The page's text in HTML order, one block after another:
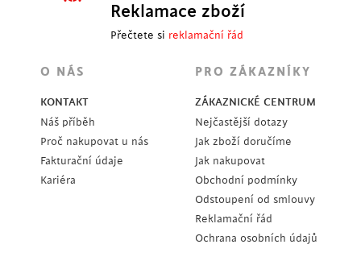
Reklamace zboží
Přečtete si reklamační řád
O NÁS
KONTAKT
Náš příběh
Proč nakupovat u nás
Fakturační údaje
Kariéra
PRO ZÁKAZNÍKY
ZÁKAZNICKÉ CENTRUM
Nejčastější dotazy
Jak zboží doručíme
Jak nakupovat
Obchodní podmínky
Odstoupení od smlouvy
Reklamační řád
Ochrana osobních údajů